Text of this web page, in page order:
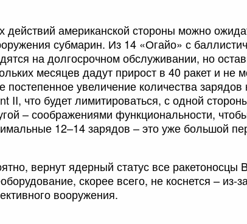
действий американской стороны можно
субмарин. Из 14 «Огайо» с
на долгосрочном обслуживании, но
месяцев дадут прирост в 40 ракет и
постепенное увеличение количества
II, что будет лимитироваться, с одной
– соображениями функциональности,
12–14 зарядов – это уже большой
вернут ядерный статус все ракетоносцы
скорее всего, не коснется – из-
вооружения.